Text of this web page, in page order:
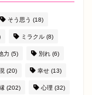
そう思う (18)
ミラクル (8)
力 (5) 別れ (6)
(20) 幸せ (13)
(202) 心理 (32)